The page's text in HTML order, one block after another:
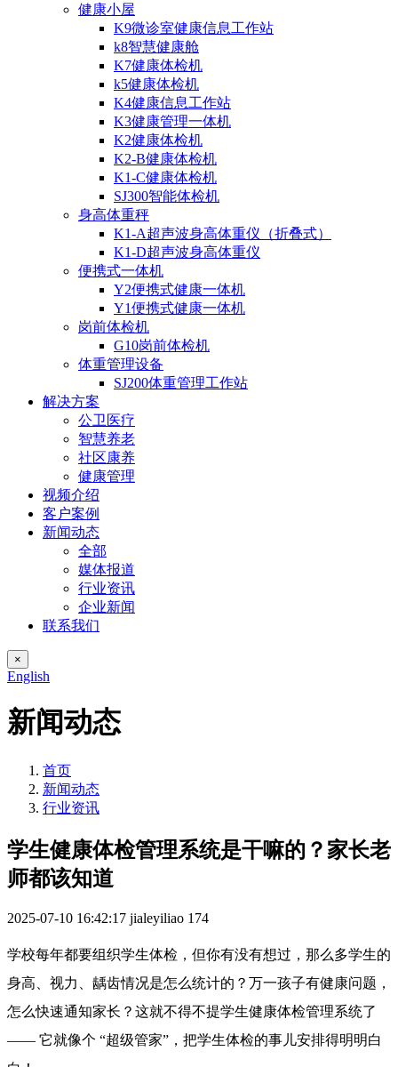
健康小屋
K9微诊室健康信息工作站
k8智慧健康舱
K7健康体检机
k5健康体检机
K4健康信息工作站
K3健康管理一体机
K2健康体检机
K2-B健康体检机
K1-C健康体检机
SJ300智能体检机
身高体重秤
K1-A超声波身高体重仪（折叠式）
K1-D超声波身高体重仪
便携式一体机
Y2便携式健康一体机
Y1便携式健康一体机
岗前体检机
G10岗前体检机
体重管理设备
SJ200体重管理工作站
解决方案
公卫医疗
智慧养老
社区康养
健康管理
视频介绍
客户案例
新闻动态
全部
媒体报道
行业资讯
企业新闻
联系我们
×
English
新闻动态
首页
新闻动态
行业资讯
学生健康体检管理系统是干嘛的？家长老
师都该知道
2025-07-10 16:42:17 jialeyiliao 174
学校每年都要组织学生体检，但你有没有想过，那么多学生的
身高、视力、龋齿情况是怎么统计的？万一孩子有健康问题，
怎么快速通知家长？这就不得不提学生健康体检管理系统了
—— 它就像个 “超级管家”，把学生体检的事儿安排得明明白